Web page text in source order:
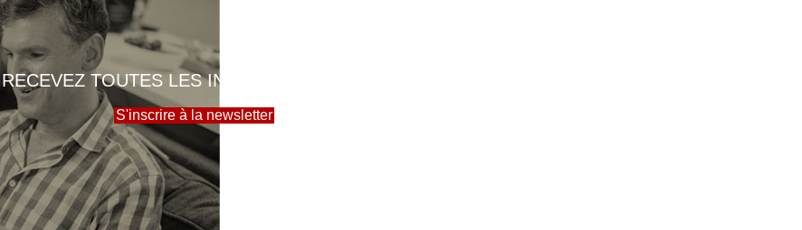
RECEVEZ TOUTES LES INFOS DE LA MAIRIE
S'inscrire à la newsletter